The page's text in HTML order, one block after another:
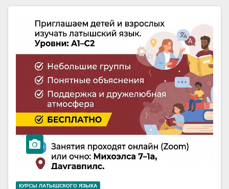
КУРСЫ ЛАТЫШСКОГО ЯЗЫКА